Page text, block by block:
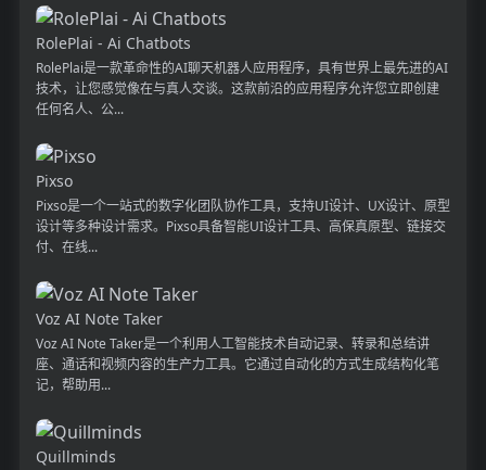
RolePlai - Ai Chatbots
RolePlai是一款革命性的AI聊天机器人应用程序，具有世界上最先进的AI
技术，让您感觉像在与真人交谈。这款前沿的应用程序允许您立即创建
任何名人、公...
Pixso
Pixso是一个一站式的数字化团队协作工具，支持UI设计、UX设计、原型
设计等多种设计需求。Pixso具备智能UI设计工具、高保真原型、链接交
付、在线...
Voz AI Note Taker
Voz AI Note Taker是一个利用人工智能技术自动记录、转录和总结讲
座、通话和视频内容的生产力工具。它通过自动化的方式生成结构化笔
记，帮助用...
Quillminds